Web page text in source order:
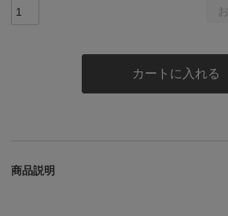
カートに入れる
商品説明